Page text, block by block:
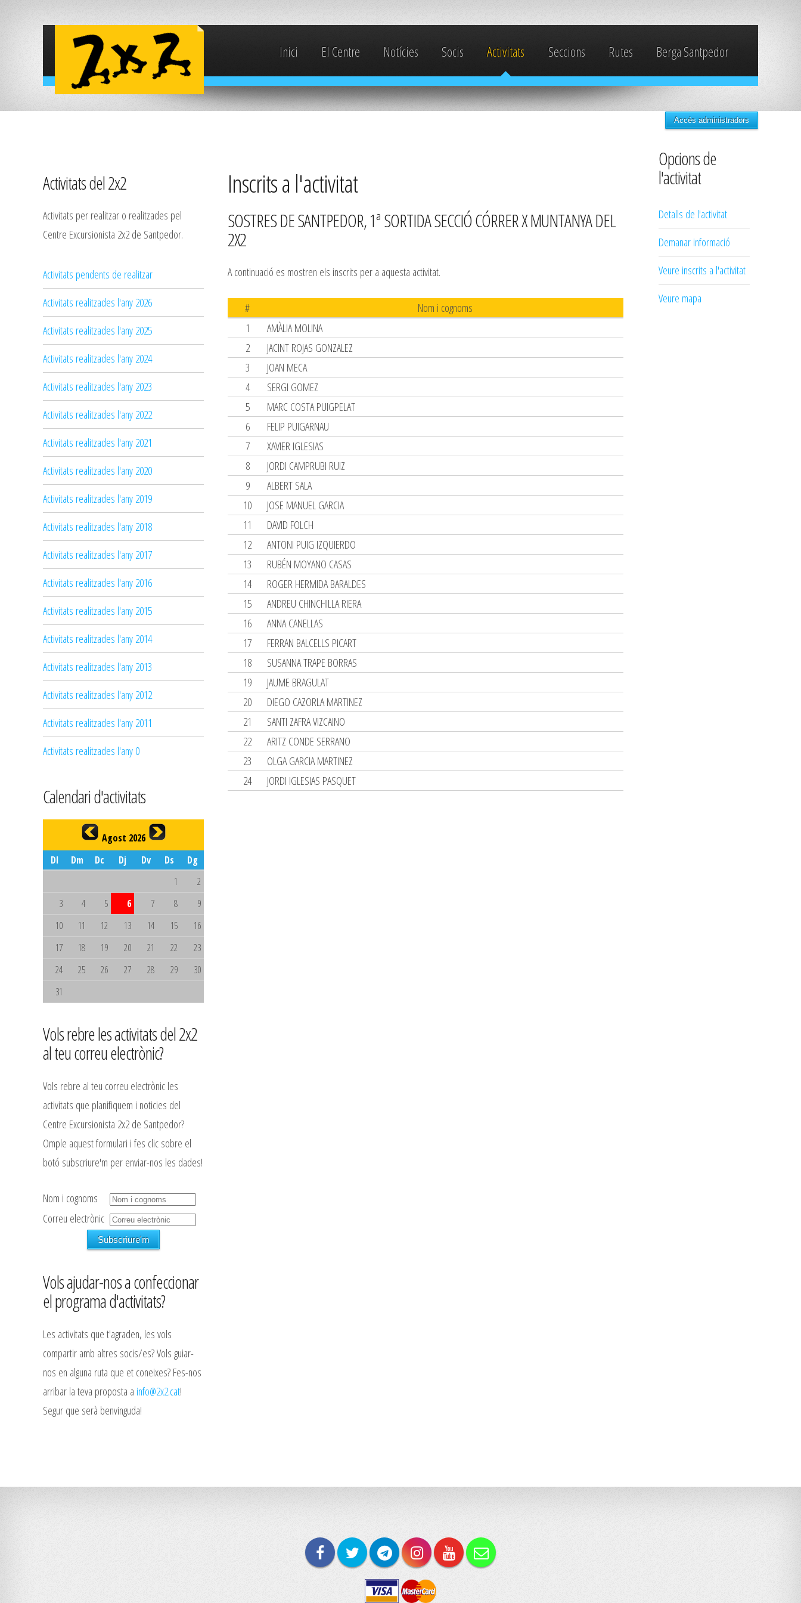
Inici El Centre Notícies Socis Activitats Seccions Rutes Berga Santpedor
Accés administradors
Activitats del 2x2
Activitats per realitzar o realitzades pel
Centre Excursionista 2x2 de Santpedor.
Activitats pendents de realitzar
Activitats realitzades l'any 2026
Activitats realitzades l'any 2025
Activitats realitzades l'any 2024
Activitats realitzades l'any 2023
Activitats realitzades l'any 2022
Activitats realitzades l'any 2021
Activitats realitzades l'any 2020
Activitats realitzades l'any 2019
Activitats realitzades l'any 2018
Activitats realitzades l'any 2017
Activitats realitzades l'any 2016
Activitats realitzades l'any 2015
Activitats realitzades l'any 2014
Activitats realitzades l'any 2013
Activitats realitzades l'any 2012
Activitats realitzades l'any 2011
Activitats realitzades l'any 0
Calendari d'activitats
Agost 2026
Dl
Dm Dc Dj Dv Ds
Dg
1
2
3
4 5 6 7 8
9
10
11 12 13 14 15
16
17
18 19 20 21 22
23
24
25 26 27 28 29
30
31
Vols rebre les activitats del 2x2
al teu correu electrònic?
Vols rebre al teu correu electrònic les
activitats que planifiquem i noticies del
Centre Excursionista 2x2 de Santpedor?
Omple aquest formulari i fes clic sobre el
botó subscriure'm per enviar-nos les dades!
Nom i cognoms
Correu electrònic
Vols ajudar-nos a confeccionar
el programa d'activitats?
Les activitats que t'agraden, les vols
compartir amb altres socis/es? Vols guiar-
nos en alguna ruta que et coneixes? Fes-nos
arribar la teva proposta a info@2x2.cat!
Segur que serà benvinguda!
Inscrits a l'activitat
SOSTRES DE SANTPEDOR, 1ª SORTIDA SECCIÓ CÓRRER X MUNTANYA DEL
2X2
A continuació es mostren els inscrits per a aquesta activitat.
#
Nom i cognoms
1
AMÀLIA MOLINA
2
JACINT ROJAS GONZALEZ
3
JOAN MECA
4
SERGI GOMEZ
5
MARC COSTA PUIGPELAT
6
FELIP PUIGARNAU
7
XAVIER IGLESIAS
8
JORDI CAMPRUBI RUIZ
9
ALBERT SALA
10
JOSE MANUEL GARCIA
11
DAVID FOLCH
12
ANTONI PUIG IZQUIERDO
13
RUBÉN MOYANO CASAS
14
ROGER HERMIDA BARALDES
15
ANDREU CHINCHILLA RIERA
16
ANNA CANELLAS
17
FERRAN BALCELLS PICART
18
SUSANNA TRAPE BORRAS
19
JAUME BRAGULAT
20
DIEGO CAZORLA MARTINEZ
21
SANTI ZAFRA VIZCAINO
22
ARITZ CONDE SERRANO
23
OLGA GARCIA MARTINEZ
24
JORDI IGLESIAS PASQUET
Opcions de
l'activitat
Detalls de l'activitat
Demanar informació
Veure inscrits a l'activitat
Veure mapa